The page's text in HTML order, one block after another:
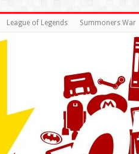
League of Legends Summoners War